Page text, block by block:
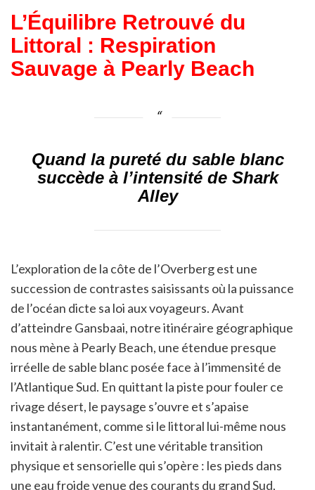
L’Équilibre Retrouvé du
Littoral : Respiration
Sauvage à Pearly Beach
Quand la pureté du sable blanc
succède à l’intensité de Shark
Alley
L’exploration de la côte de l’Overberg est une
succession de contrastes saisissants où la puissance
de l’océan dicte sa loi aux voyageurs. Avant
d’atteindre Gansbaai, notre itinéraire géographique
nous mène à Pearly Beach, une étendue presque
irréelle de sable blanc posée face à l’immensité de
l’Atlantique Sud. En quittant la piste pour fouler ce
rivage désert, le paysage s’ouvre et s’apaise
instantanément, comme si le littoral lui-même nous
invitait à ralentir. C’est une véritable transition
physique et sensorielle qui s’opère : les pieds dans
une eau froide venue des courants du grand Sud,